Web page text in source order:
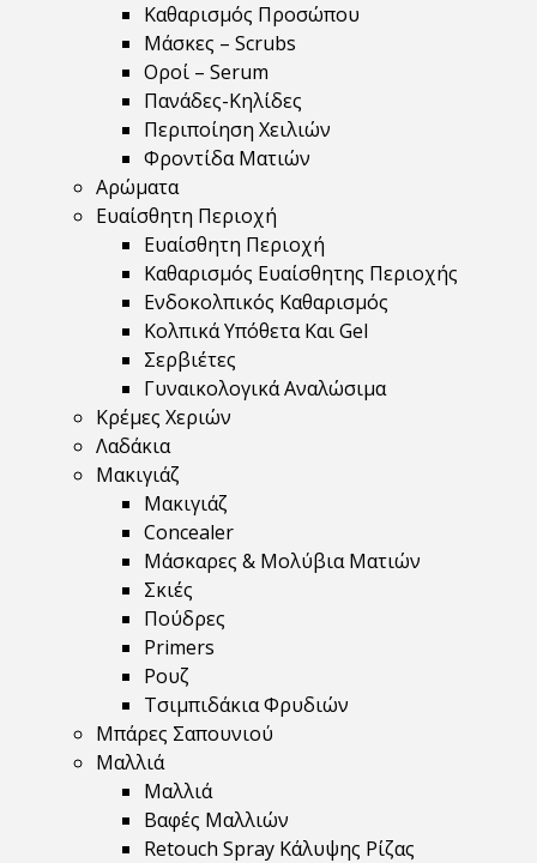
Καθαρισμός Προσώπου
Μάσκες – Scrubs
Οροί – Serum
Πανάδες-Κηλίδες
Περιποίηση Χειλιών
Φροντίδα Ματιών
Αρώματα
Ευαίσθητη Περιοχή
Ευαίσθητη Περιοχή
Καθαρισμός Ευαίσθητης Περιοχής
Ενδοκολπικός Καθαρισμός
Κολπικά Υπόθετα Και Gel
Σερβιέτες
Γυναικολογικά Αναλώσιμα
Κρέμες Χεριών
Λαδάκια
Μακιγιάζ
Μακιγιάζ
Concealer
Μάσκαρες & Μολύβια Ματιών
Σκιές
Πούδρες
Primers
Ρουζ
Τσιμπιδάκια Φρυδιών
Μπάρες Σαπουνιού
Μαλλιά
Μαλλιά
Βαφές Μαλλιών
Retouch Spray Κάλυψης Ρίζας